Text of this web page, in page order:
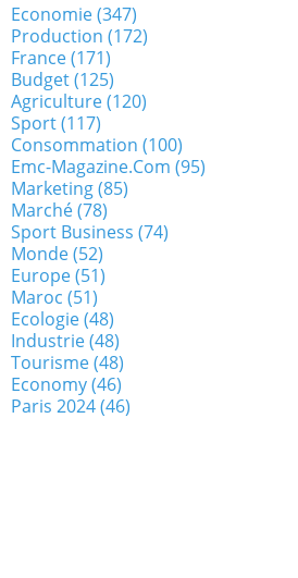
Economie(347)
Production (172)
France(171)
Budget(125)
Agriculture(120)
Sport(117)
Consommation (100)
Emc-Magazine.com (95)
Marketing(85)
Marché(78)
Sport Business (74)
Monde(52)
Europe(51)
Maroc (51)
Ecologie(48)
Industrie(48)
Tourisme(48)
Economy(46)
Paris 2024(46)